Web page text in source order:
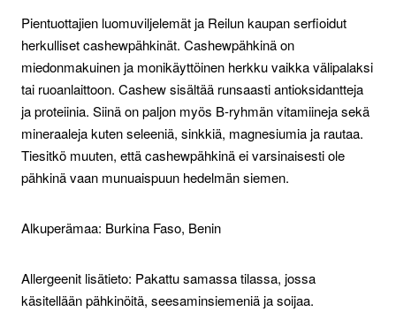
Pientuottajien luomuviljelemät ja Reilun kaupan serfioidut
herkulliset cashewpähkinät. Cashewpähkinä on
miedonmakuinen ja monikäyttöinen herkku vaikka välipalaksi
tai ruoanlaittoon. Cashew sisältää runsaasti antioksidantteja
ja proteiinia. Siinä on paljon myös B-ryhmän vitamiineja sekä
mineraaleja kuten seleeniä, sinkkiä, magnesiumia ja rautaa.
Tiesitkö muuten, että cashewpähkinä ei varsinaisesti ole
pähkinä vaan munuaispuun hedelmän siemen.
Alkuperämaa: Burkina Faso, Benin
Allergeenit lisätieto: Pakattu samassa tilassa, jossa
käsitellään pähkinöitä, seesaminsiemeniä ja soijaa.